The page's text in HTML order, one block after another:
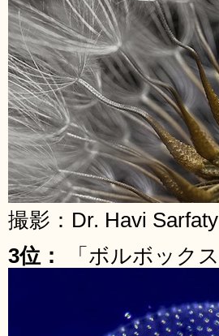
撮影：Dr. Havi Sarfaty
3位：
「ボルボック